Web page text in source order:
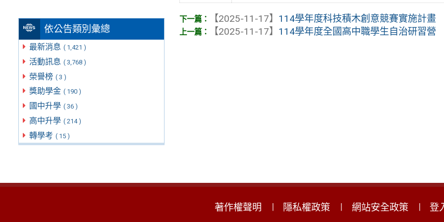
依公告類別彙總
最新消息 ( 1,421 )
活動訊息 ( 3,768 )
榮譽榜 ( 3 )
獎助學金 ( 190 )
國中升學 ( 36 )
高中升學 ( 214 )
轉學考 ( 15 )
【2025-11-17】 114學年度科技積木創意競賽實施計畫
【2025-11-17】 114學年度全國高中職學生自治研習營
著作權聲明 隱私權政策 網站安全政策
登